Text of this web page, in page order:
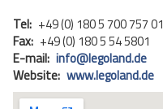
Tel: +49 (0) 180 5 700 757 01
Fax: +49 (0) 180 5 54 5801
E-mail: info@legoland.de
Website: www.legoland.de